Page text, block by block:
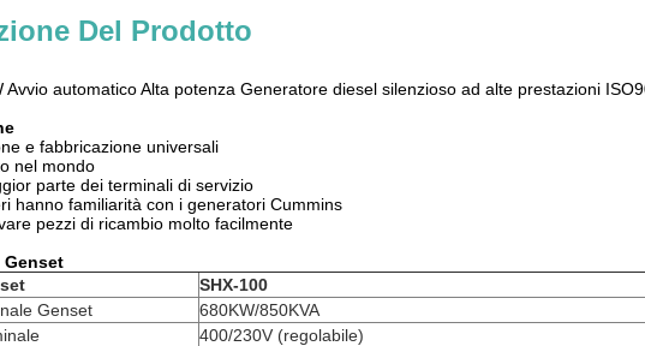
Del Prodotto
Avvio automatico Alta potenza Generatore diesel silenzioso ad alte prestazioni
e fabbricazione universali
nel mondo
parte dei terminali di servizio
hanno familiarità con i generatori Cummins
pezzi di ricambio molto facilmente
SHX-100
Genset
680KW/850KVA
400/230V (regolabile)